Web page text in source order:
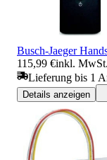
Busch-Jaeger
115,99 €inkl. MwSt.
Lieferung bis 1
Details anzeigen